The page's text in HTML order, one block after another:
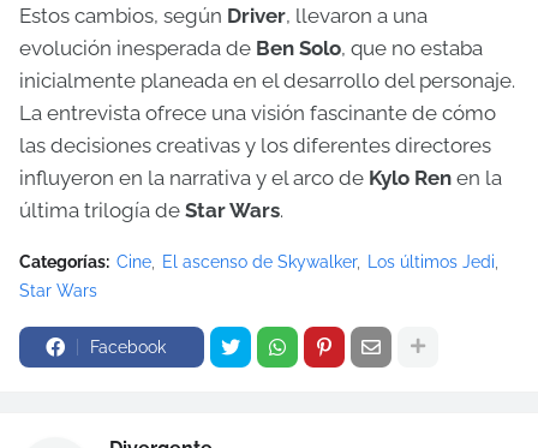
Estos cambios, según Driver, llevaron a una
evolución inesperada de Ben Solo, que no estaba
inicialmente planeada en el desarrollo del personaje.
La entrevista ofrece una visión fascinante de cómo
las decisiones creativas y los diferentes directores
influyeron en la narrativa y el arco de Kylo Ren en la
última trilogía de Star Wars.
Categorías: Cine El ascenso de Skywalker
Los últimos Jedi
Star Wars
Facebook